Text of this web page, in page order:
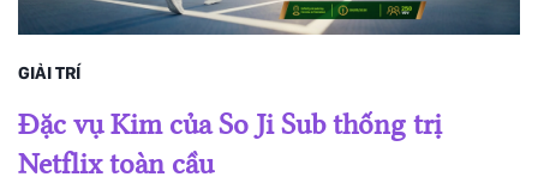
GIẢI TRÍ
Đặc vụ Kim của So Ji Sub thống trị
Netflix toàn cầu